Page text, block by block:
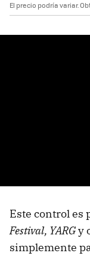
El precio podría variar.
Este control es
Festival, YARGy
simplemente